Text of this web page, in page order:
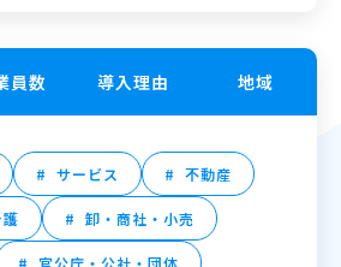
サービス 不動産
卸・商社・小売
員数 導入理由 地域